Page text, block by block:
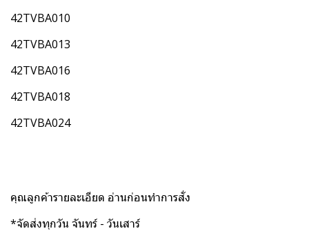
42TVBA010
42TVBA013
42TVBA016
42TVBA018
42TVBA024
คุณลูกค้ารายละเอียด อ่านก่อนทำการสั่ง
*จัดส่งทุกวัน จันทร์ - วันเสาร์